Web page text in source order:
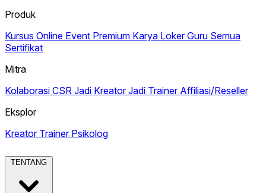
Produk
Kursus Online Event Premium Karya Loker Guru Semua
Sertifikat
Mitra
Kolaborasi CSR Jadi KreatorJadi Trainer Affiliasi/Reseller
Eksplor
Kreator Trainer Psikolog
TENTANG